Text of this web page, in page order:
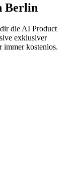
Berlin
die AI Product
exklusiver
immer kostenlos.